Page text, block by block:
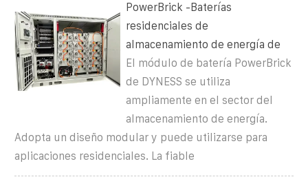
PowerBrick -Baterías
residenciales de
almacenamiento de energía de
El módulo de batería PowerBrick
de DYNESS se utiliza
ampliamente en el sector del
almacenamiento de energía.
Adopta un diseño modular y puede utilizarse para
aplicaciones residenciales. La fiable